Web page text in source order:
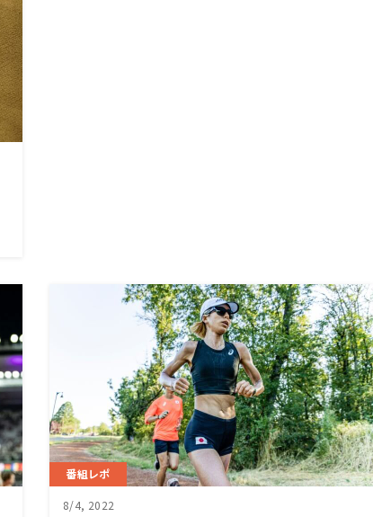
番組レポ
8/4, 2022